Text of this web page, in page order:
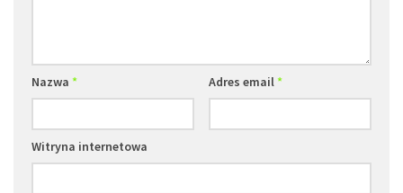
Nazwa * Adres email*
Witryna internetowa